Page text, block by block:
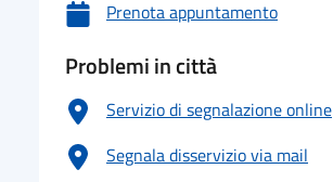
Prenota appuntamento
Problemi in città
Servizio di segnalazione online
Segnala disservizio via mail